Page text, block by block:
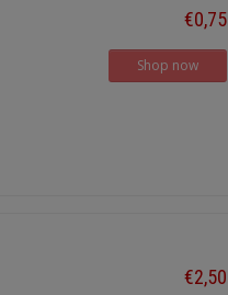
€0,75
Shop now
€2,50